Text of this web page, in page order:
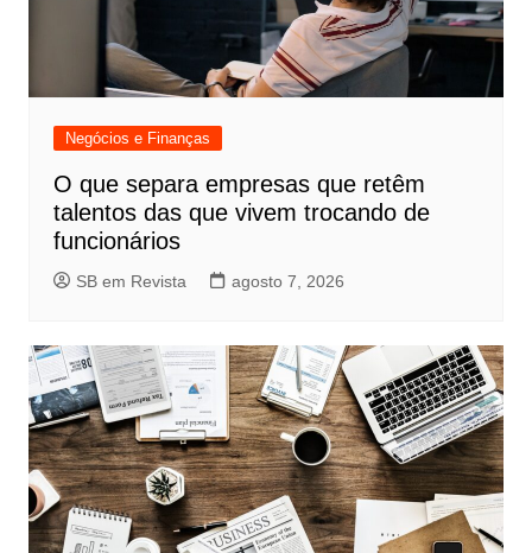
Negócios e Finanças
O que separa empresas que retêm
talentos das que vivem trocando de
funcionários
SB em Revista agosto 7, 2026